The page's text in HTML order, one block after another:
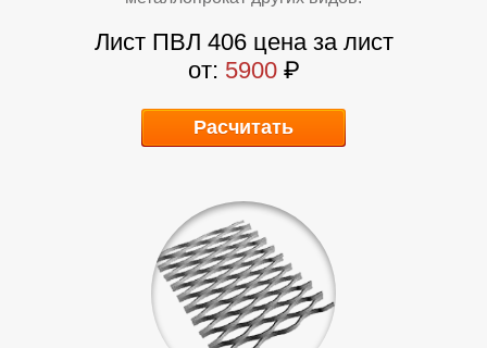
Д
Лист ПВЛ 406 цена за лист
от: 5900 ₽
Расчитать
Д